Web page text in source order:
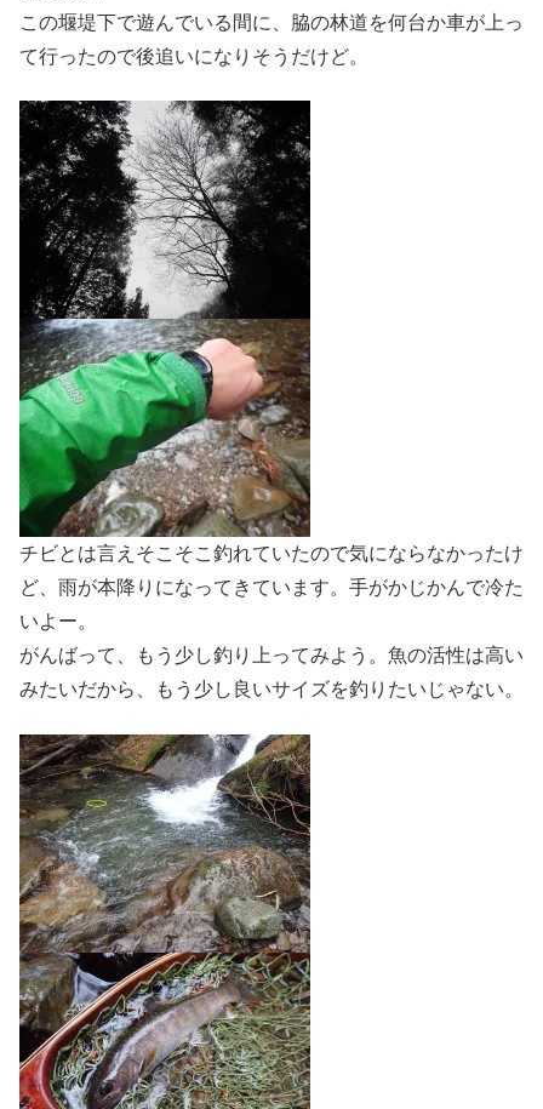
この堰堤下で遊んでいる間に、脇の林道を何台か車が上っ
て行ったので後追いになりそうだけど。
チビとは言えそこそこ釣れていたので気にならなかったけ
ど、雨が本降りになってきています。手がかじかんで冷た
いよー。
がんばって、もう少し釣り上ってみよう。魚の活性は高い
みたいだから、もう少し良いサイズを釣りたいじゃない。